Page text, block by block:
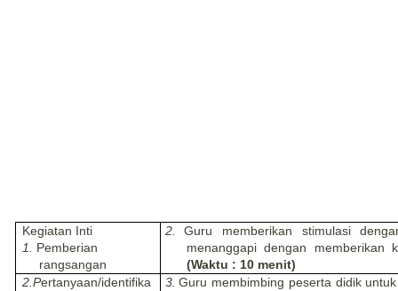
Kegiatan Inti
1. Pemberian
rangsangan
2.
Guru memberikan stimulasi
menanggapi dengan memberikan
(Waktu : 10 menit)
2.Pertanyaan/identifika
3. Guru membimbing peserta didik